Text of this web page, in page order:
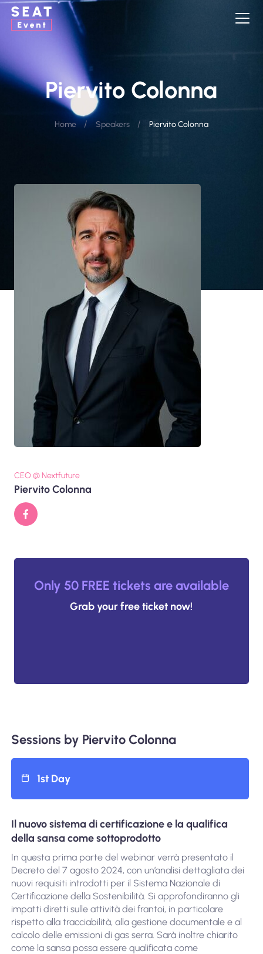
Piervito Colonna
Home / Speakers / Piervito Colonna
CEO @ Nextfuture
Piervito Colonna
Only 50 FREE tickets are available
Grab your free ticket now!
Sessions by Piervito Colonna
1st Day
Il nuovo sistema di certificazione e la qualifica
della sansa come sottoprodotto
In questa prima parte del webinar verrà presentato il
Decreto del 7 agosto 2024, con un’analisi dettagliata dei
nuovi requisiti introdotti per il Sistema Nazionale di
Certificazione della Sostenibilità. Si approfondiranno gli
impatti diretti sulle attività dei frantoi, in particolare
rispetto alla tracciabilità, alla gestione documentale e al
calcolo delle emissioni di gas serra. Sarà inoltre chiarito
come la sansa possa essere qualificata come